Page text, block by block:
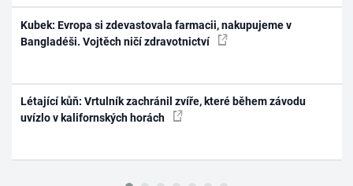
Kubek: Evropa si zdevastovala farmacii, nakupujeme v
Bangladéši. Vojtěch ničí zdravotnictví
Létající kůň: Vrtulník zachránil zvíře, které během závodu
uvízlo v kalifornských horách